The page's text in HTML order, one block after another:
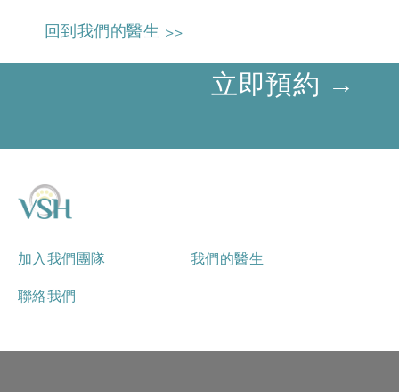
回到我們的醫生 >>
立即預約 →
加入我們團隊 我們的醫生
聯絡我們